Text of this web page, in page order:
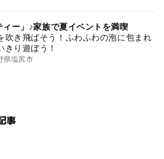
ー」♪家族で夏イベントを満喫
吹き飛ばそう！ふわふわの泡に包まれ
きり遊ぼう！
県塩尻市
事